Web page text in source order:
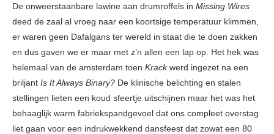
De onweerstaanbare lawine aan drumroffels in Missing Wires
deed de zaal al vroeg naar een koortsige temperatuur klimmen,
er waren geen Dafalgans ter wereld in staat die te doen zakken
en dus gaven we er maar met z’n allen een lap op. Het hek was
helemaal van de amsterdam toen Krackwerd ingezet na een
briljant Is It Always Binary? De klinische belichting en stalen
stellingen lieten een koud sfeertje uitschijnen maar het was het
behaaglijk warm fabriekspandgevoel dat ons compleet overstag
liet gaan voor een indrukwekkend dansfeest dat zowat een 80